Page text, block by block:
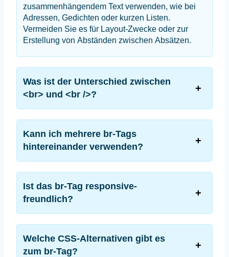
zusammenhängendem Text verwenden, wie bei
Adressen, Gedichten oder kurzen Listen.
Vermeiden Sie es für Layout-Zwecke oder zur
Erstellung von Abständen zwischen Absätzen.
Was ist der Unterschied zwischen
<br> und <br />?
Kann ich mehrere br-Tags
hintereinander verwenden?
Ist das br-Tag responsive-
freundlich?
Welche CSS-Alternativen gibt es
zum br-Tag?